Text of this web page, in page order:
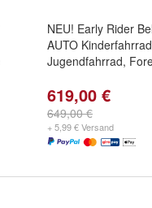
NEU! Early Rider
AUTO
Jugendfahrrad,
619,00 €
649,00 €
+ 5,99 € Versand